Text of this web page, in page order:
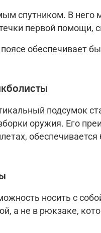
спутником. В
первой помощи,
обеспечивает
подсумок
оружия. Его
носить с
а не в рюкзаке,